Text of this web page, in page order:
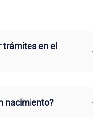
trámites en el
nacimiento?